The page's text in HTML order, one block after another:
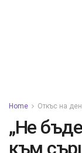
Home Откъс на
„Не
към